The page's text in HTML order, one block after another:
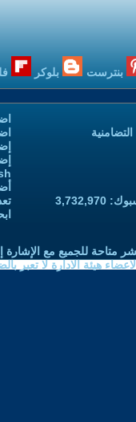
بنترست بلوكر
متاحة للجميع مع الإشارة
هيئة الادارة لا تعبر